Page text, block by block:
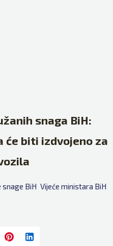
snaga BiH:
će biti izdvojeno za
snage BiH Vijeće ministara BiH